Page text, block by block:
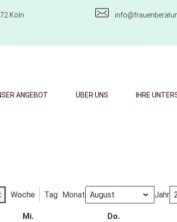
Köln
ANGEBOT ÜBER UNS IHRE
Woche Tag Monat Jahr
Mi. Do.